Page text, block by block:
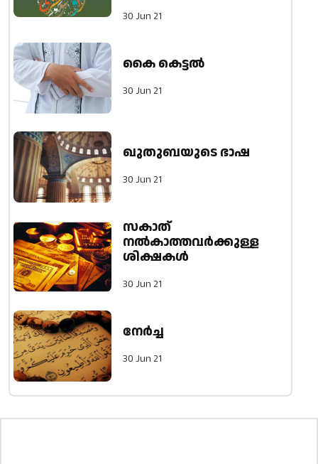
30 Jun 21
കൈ കെട്ടൽ
30 Jun 21
ഖുതുബയുടെ ഭാഷ
30 Jun 21
സകാത്
നൽകാത്തവർക്കുള്ള
ശിക്ഷകൾ
30 Jun 21
നേർച്ച
30 Jun 21